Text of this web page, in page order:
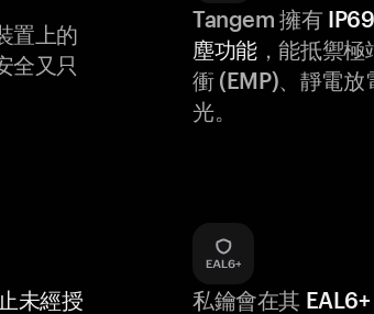
置上的
全又只
Tangem 擁有
塵功能，能抵禦極
衝 (EMP)、靜電放
光。
未經授
私鑰會在其